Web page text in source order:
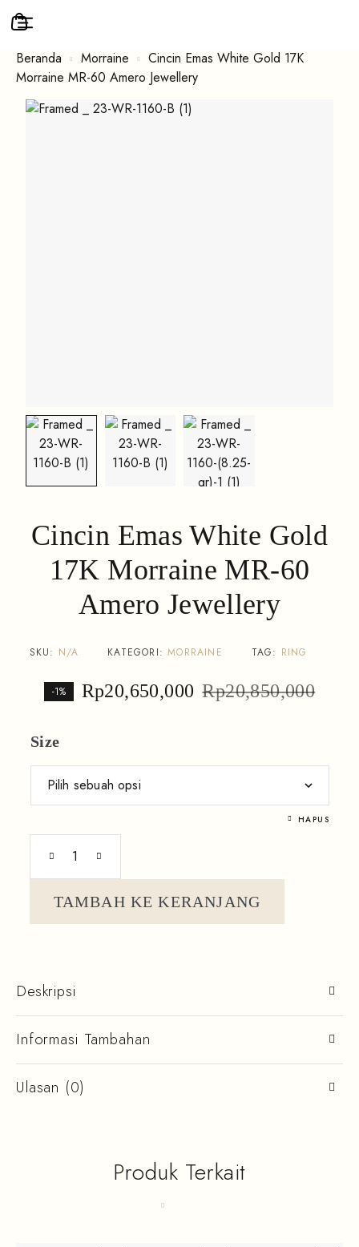
Beranda Morraine
Cincin Emas White Gold 17K
Morraine MR-60 Amero Jewellery
Cincin Emas White Gold
17K Morraine MR-60
Amero Jewellery
SKU: N/A KATEGORI:MORRAINE TAG: RING
-1% Rp20,850,000
Rp20,650,000
Size
HAPUS
TAMBAH KE KERANJANG
Deskripsi
Informasi Tambahan
Ulasan (0)
Produk Terkait